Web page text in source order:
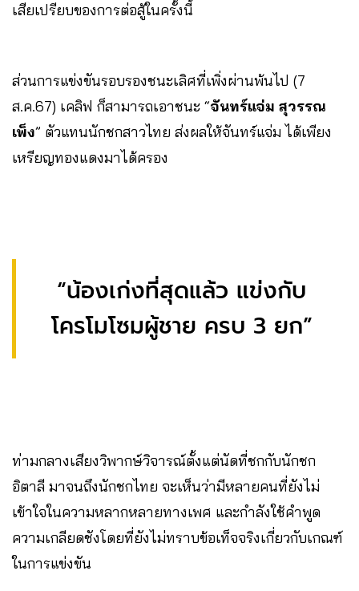
เสียเปรียบของการต่อสู้ในครั้งนี้
ส่วนการแข่งขันรอบรองชนะเลิศที่เพิ่งผ่านพ้นไป (7
ส.ค.67) เคลิฟ ก็สามารถเอาชนะ “จันทร์แจ่ม สุวรรณ
เพ็ง” ตัวแทนนักชกสาวไทย ส่งผลให้จันทร์แจ่ม ได้เพียง
เหรียญทองแดงมาได้ครอง
“น้องเก่งที่สุดแล้ว แข่งกับ
โครโมโซมผู้ชาย ครบ 3 ยก”
ท่ามกลางเสียงวิพากษ์วิจารณ์ตั้งแต่นัดที่ชกกับนักชก
อิตาลี มาจนถึงนักชกไทย จะเห็นว่ามีหลายคนที่ยังไม่
เข้าใจในความหลากหลายทางเพศ และกำลังใช้คำพูด
ความเกลียดชังโดยที่ยังไม่ทราบข้อเท็จจริงเกี่ยวกับเกณฑ์
ในการแข่งขัน